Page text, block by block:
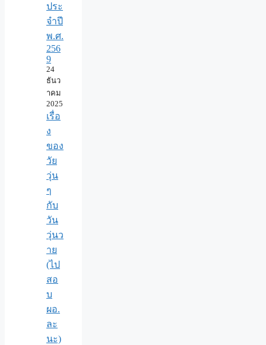
ประ
จำปี
พ.ศ.​
256
9
24
ธันว
าคม
2025
เรื่อ
ง
ของ
วัย
วุ่น
ๆ
กับ
วัน
วุ่นว
าย
(ไป
สอ
บ
ผอ.
ละ
นะ)